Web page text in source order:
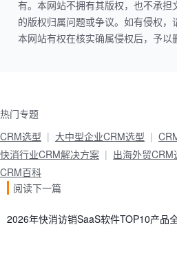
有。本网站不拥有其版权，也不承担
的版权归属问题或争议。如有侵权，
本网站有权在核实确属侵权后，予以
热门专题
CRM选型
大中型企业CRM选型
快消行业CRM解决方案
出海外贸CRM
CRM百科
阅读下一篇
2026年快消访销SaaS软件TOP10产品